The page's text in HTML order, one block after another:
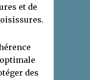
et de
des